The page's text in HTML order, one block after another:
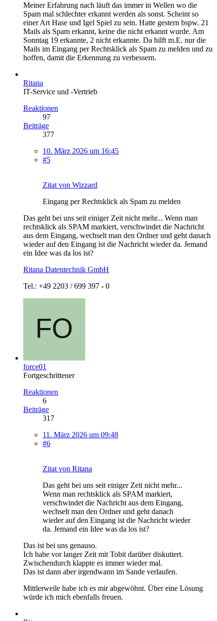
Meiner Erfahrung nach läuft das immer in Wellen wo die
Spam mal schlechter erkannt werden als sonst. Scheint so
einer Art Hase und Igel Spiel zu sein. Hatte gestern bspw. 21
Mails als Spam erkannt, keine die nicht erkannt wurde. Am
Sonntag 19 erkannte, 2 nicht erkannte. Da hilft m.E. nur die
Mails im Eingang per Rechtsklick als Spam zu melden und zu
hoffen, damit die Erkennung zu verbessern.
Ritana
IT-Service und -Vertrieb
Reaktionen
97
Beiträge
377
10. März 2026 um 16:45
#5
Zitat von Wizzard
Eingang per Rechtsklick als Spam zu melden
Das geht bei uns seit einiger Zeit nicht mehr... Wenn man
rechtsklick als SPAM markiert, verschwindet die Nachricht
aus dem Eingang, wechselt man den Ordner und geht danach
wieder auf den Eingang ist die Nachricht wieder da. Jemand
ein Idee was da los ist?
Ritana Datentechnik GmbH
Tel.: +49 2203 / 699 397 - 0
force01
Fortgeschrittener
Reaktionen
6
Beiträge
317
11. März 2026 um 09:48
#6
Zitat von Ritana
Das geht bei uns seit einiger Zeit nicht mehr...
Wenn man rechtsklick als SPAM markiert,
verschwindet die Nachricht aus dem Eingang,
wechselt man den Ordner und geht danach
wieder auf den Eingang ist die Nachricht wieder
da. Jemand ein Idee was da los ist?
Das ist bei uns genauso.
Ich habe vor langer Zeit mit Tobit darüber diskutiert.
Zwischendurch klappte es immer wieder mal.
Das ist dann aber irgendwann im Sande verlaufen.
Mittlerweile habe ich es mir abgewöhnt. Über eine Lösung
würde ich mich ebenfalls freuen.